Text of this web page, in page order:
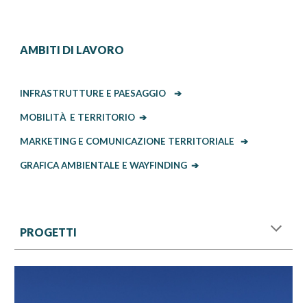
AMBITI DI LAVORO
INFRASTRUTTURE E PAESAGGIO➔
MOBILITÀ E TERRITORIO➔
MARKETING E COMUNICAZIONE TERRITORIALE➔
GRAFICA AMBIENTALE E WAYFINDING➔
PROGETTI